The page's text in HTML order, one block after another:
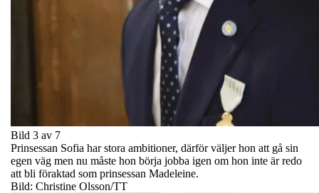
Bild 3 av 7
Prinsessan Sofia har stora ambitioner, därför väljer hon att gå sin
egen väg men nu måste hon börja jobba igen om hon inte är redo
att bli föraktad som prinsessan Madeleine.
Bild: Christine Olsson/TT